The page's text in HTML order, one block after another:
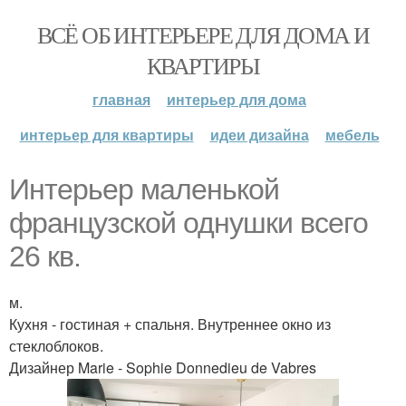
ВСЁ ОБ ИНТЕРЬЕРЕ ДЛЯ ДОМА И
КВАРТИРЫ
главная
интерьер для дома
интерьер для квартиры
идеи дизайна мебель
Интерьер маленькой
французской однушки всего
26 кв.
м.
Кухня - гостиная + спальня. Внутреннее окно из
стеклоблоков.
Дизайнер Marie - Sophie Donnedieu de Vabres